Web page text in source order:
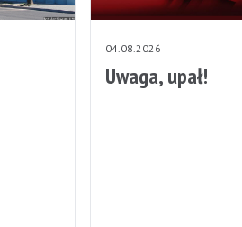
04.08.2026
Uwaga, upał!